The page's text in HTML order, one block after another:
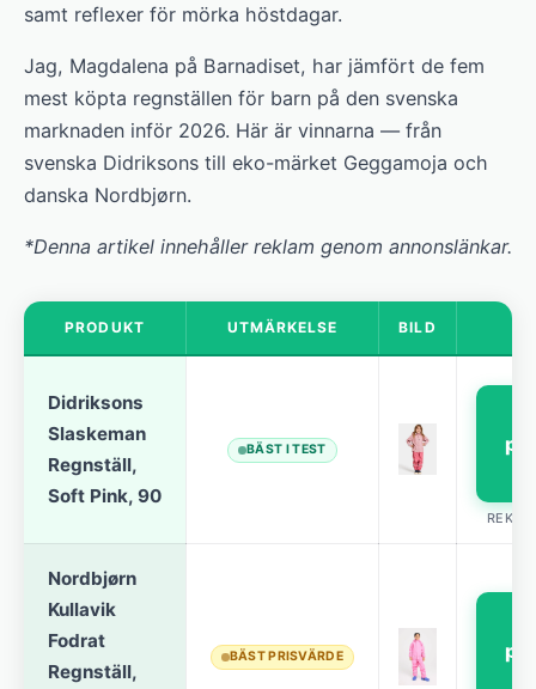
samt reflexer för mörka höstdagar.
Jag, Magdalena på Barnadiset, har jämfört de fem
mest köpta regnställen för barn på den svenska
marknaden inför 2026. Här är vinnarna — från
svenska Didriksons till eko-märket Geggamoja och
danska Nordbjørn.
*Denna artikel innehåller reklam genom annonslänkar.
PRODUKT UTMÄRKELSE BILD
Didriksons
Slaskeman
Regnställ,
Soft Pink, 90
BÄST I TEST
Nordbjørn
Kullavik
Fodrat
Regnställ,
BÄST PRISVÄRDE